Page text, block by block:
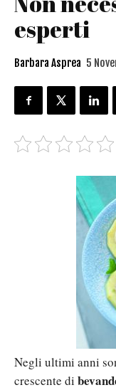
esperti
Barbara Asprea 5
Negli ultimi anni
crescente di